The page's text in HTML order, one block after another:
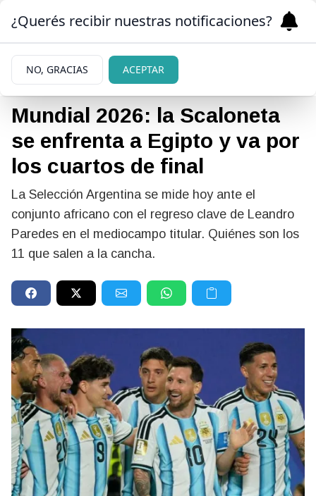
07/07/2026
Mundial 2026: la Scaloneta
se enfrenta a Egipto y va por
los cuartos de final
La Selección Argentina se mide hoy ante el
conjunto africano con el regreso clave de Leandro
Paredes en el mediocampo titular. Quiénes son los
11 que salen a la cancha.
¿Querés recibir nuestras notificaciones?
NO, GRACIAS ACEPTAR